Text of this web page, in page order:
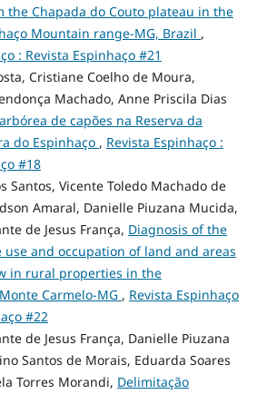
the Chapada do Couto plateau in the
Mountain range-MG, Brazil ,
: Revista Espinhaço #21
Cristiane Coelho de Moura,
Machado, Anne Priscila Dias
de capões na Reserva da
do Espinhaço , Revista Espinhaço :
#18
Santos, Vicente Toledo Machado de
Amaral, Danielle Piuzana Mucida,
de Jesus França, Diagnosis of the
use and occupation of land and areas
in rural properties in the
Carmelo-MG , Revista Espinhaço
#22
de Jesus França, Danielle Piuzana
Santos de Morais, Eduarda Soares
Torres Morandi, Delimitação